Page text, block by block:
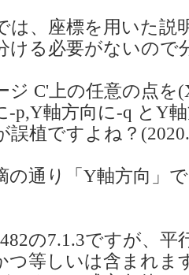
は、座標を用いた説
ける必要がないので
ジ C'上の任意の点
-p,Y軸方向に-q とY
誤植ですよね？
の通り「Y軸方向」
の7.1.3ですが、平
つ等しいは含まれま